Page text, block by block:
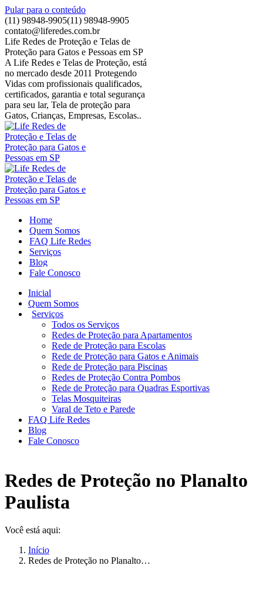
Pular para o conteúdo
(11) 98948-9905(11) 98948-9905
contato@liferedes.com.br
Life Redes de Proteção e Telas de
Proteção para Gatos e Pessoas em SP
A Life Redes e Telas de Proteção, está
no mercado desde 2011 Protegendo
Vidas com profissionais qualificados,
certificados, garantia e total segurança
para seu lar, Tela de proteção para
Gatos, Crianças, Empresas, Escolas..
Home
Quem Somos
FAQ Life Redes
Serviços
Blog
Fale Conosco
Inicial
Quem Somos
Serviços
Todos os Serviços
Redes de Proteção para Apartamentos
Rede de Proteção para Escolas
Rede de Proteção para Gatos e Animais
Rede de Proteção para Piscinas
Redes de Proteção Contra Pombos
Rede de Proteção para Quadras Esportivas
Telas Mosquiteiras
Varal de Teto e Parede
FAQ Life Redes
Blog
Fale Conosco
Redes de Proteção no Planalto
Paulista
Você está aqui:
Início
Redes de Proteção no Planalto…